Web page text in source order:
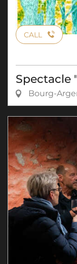
CALL
Spectacle
Bourg-